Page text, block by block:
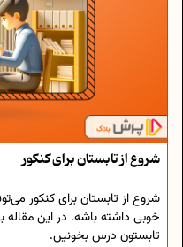
شروع از تابستان برای کنکور
شروع از تابستان برای کنکور
خوبی داشته باشه. در این مقاله
تابستون درس بخونین.